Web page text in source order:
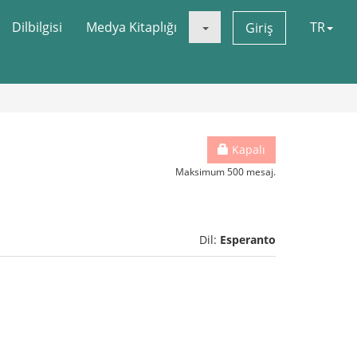
Dilbilgisi Medya Kitaplığı Giriş TR
Kapalı
Maksimum 500 mesaj.
Dil: Esperanto